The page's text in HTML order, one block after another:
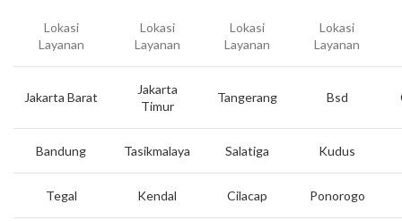
Lokasi
Layanan
Lokasi
Layanan
Lokasi
Layanan
Lokasi
Layanan
Jakarta Barat
Jakarta
Timur
Tangerang Bsd
Bandung Tasikmalaya Salatiga Kudus
Tegal Kendal Cilacap Ponorogo